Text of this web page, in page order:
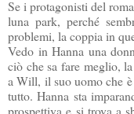
Se i protagonisti del
luna park, perché
problemi, la coppia in
Vedo in Hanna una
ciò che sa fare meglio,
a Will, il suo uomo che
tutto. Hanna sta
prospettiva e si trova a